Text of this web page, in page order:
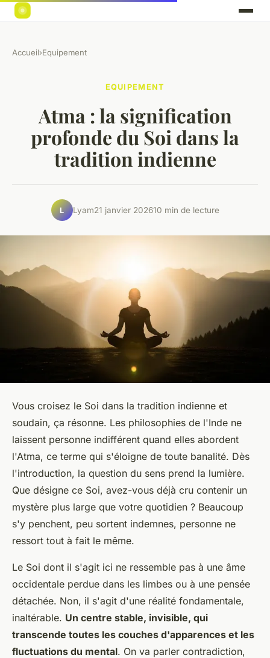
Accueil›Equipement
EQUIPEMENT
Atma : la signification
profonde du Soi dans la
tradition indienne
L Lyam21 janvier 202610 min de lecture
Vous croisez le Soi dans la tradition indienne et
soudain, ça résonne. Les philosophies de l'Inde ne
laissent personne indifférent quand elles abordent
l'Atma, ce terme qui s'éloigne de toute banalité. Dès
l'introduction, la question du sens prend la lumière.
Que désigne ce Soi, avez-vous déjà cru contenir un
mystère plus large que votre quotidien ? Beaucoup
s'y penchent, peu sortent indemnes, personne ne
ressort tout à fait le même.
Le Soi dont il s'agit ici ne ressemble pas à une âme
occidentale perdue dans les limbes ou à une pensée
détachée. Non, il s'agit d'une réalité fondamentale,
inaltérable. Un centre stable, invisible, qui
transcende toutes les couches d'apparences et les
fluctuations du mental. On va parler contradiction,